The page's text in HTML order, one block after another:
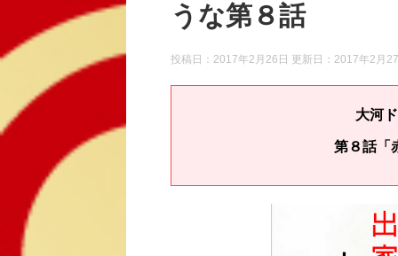
うな第８話
投稿日：2017年2月26日 更新日： 2017年2月
大河
第８話「